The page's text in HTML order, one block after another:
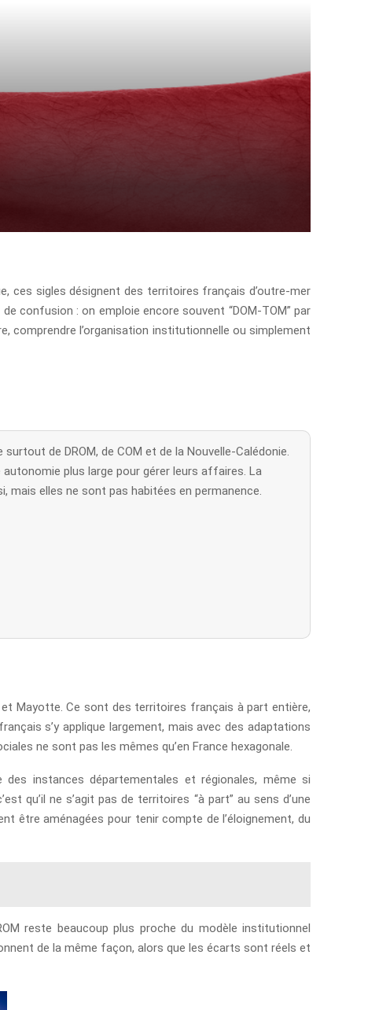
ces sigles désignent des territoires français d’outre-mer
confusion : on emploie encore souvent “DOM-TOM” par
comprendre l’organisation institutionnelle ou simplement
de DROM, de COM et de la Nouvelle-Calédonie.
plus large pour gérer leurs affaires. La
elles ne sont pas habitées en permanence.
et Mayotte. Ce sont des territoires français à part entière,
s’y applique largement, mais avec des adaptations
ne sont pas les mêmes qu’en France hexagonale.
instances départementales et régionales, même si
qu’il ne s’agit pas de territoires “à part” au sens d’une
être aménagées pour tenir compte de l’éloignement, du
reste beaucoup plus proche du modèle institutionnel
de la même façon, alors que les écarts sont réels et